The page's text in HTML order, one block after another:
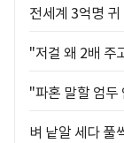
전세계 3억명
"저걸 왜 2배 주
"파혼 말할 엄
벼 낱알 세다 풀